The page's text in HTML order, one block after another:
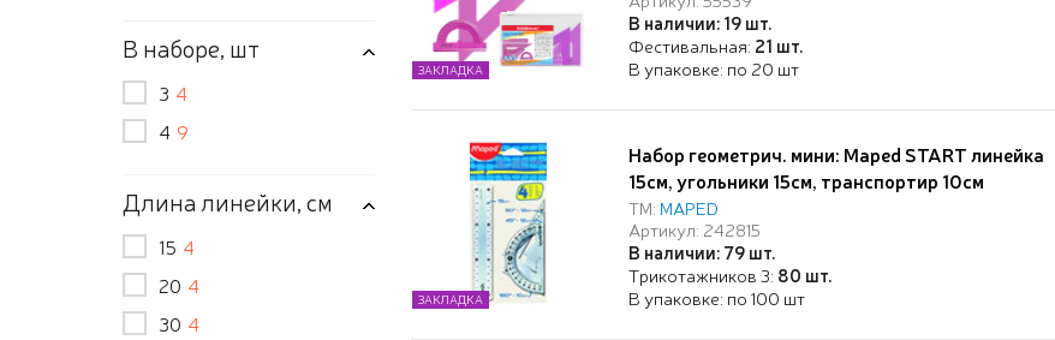
В наборе, шт
3 4
4 9
Длина линейки, см
15 4
20 4
30 4
В наличии: 19 шт.
Фестивальная: 21 шт.
В упаковке: по 20 шт
ЗАКЛАДКА
Набор геометрич. мини: Maped START линейка
15см, угольники 15см, транспортир 10см
ТМ: MAPED
Артикул: 242815
В наличии: 79 шт.
Трикотажников 3: 80 шт.
В упаковке: по 100 шт
ЗАКЛАДКА